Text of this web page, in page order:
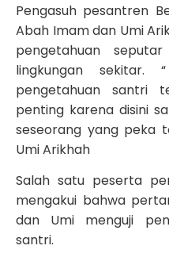
Pengasuh pesantren
Abah Imam dan Umi
pengetahuan
lingkungan sekitar.
pengetahuan santri
penting karena disini
seseorang yang peka
Umi Arikhah
Salah satu peserta
mengakui bahwa
dan Umi menguji
santri.